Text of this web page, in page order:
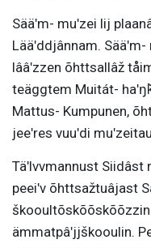
Sääʹm- muʹzei lij
Lääʹddjânnam.
lââʹzzen õhttsallâž
teäggtem Muitát-
Mattus- Kumpunen,
jeeʹres vuuʹdi
Täʹlvvmannust
peeiʹv õhttsažtuâjast
ämmatpâʹjjškooulin.